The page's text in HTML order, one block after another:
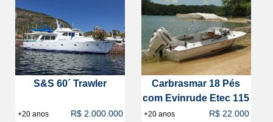
S&S 60´ Trawler
+20 anos R$ 2.000.000
Carbrasmar 18 Pés
com Evinrude Etec 115
+20 anos R$ 22.000